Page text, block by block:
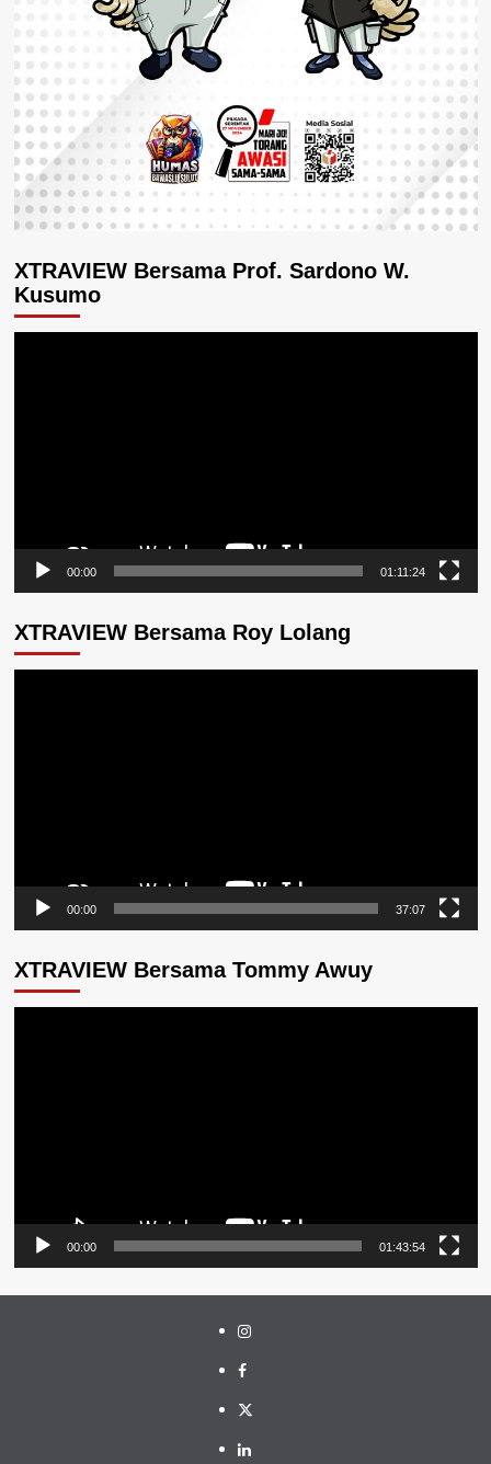
XTRAVIEW Bersama Prof. Sardono W.
Kusumo
00:00 01:11:24
XTRAVIEW Bersama Roy Lolang
00:00 37:07
XTRAVIEW Bersama Tommy Awuy
00:00 01:43:54
Instagram
Facebook
Twitter
Linkedin